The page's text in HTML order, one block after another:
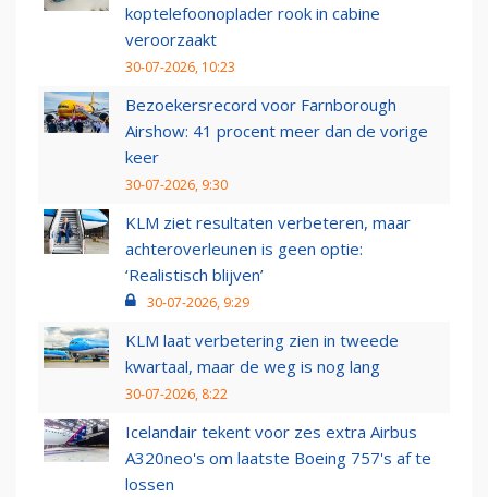
koptelefoonoplader rook in cabine
veroorzaakt
30-07-2026, 10:23
Bezoekersrecord voor Farnborough
Airshow: 41 procent meer dan de vorige
keer
30-07-2026, 9:30
KLM ziet resultaten verbeteren, maar
achteroverleunen is geen optie:
‘Realistisch blijven’
30-07-2026, 9:29
KLM laat verbetering zien in tweede
kwartaal, maar de weg is nog lang
30-07-2026, 8:22
Icelandair tekent voor zes extra Airbus
A320neo's om laatste Boeing 757's af te
lossen